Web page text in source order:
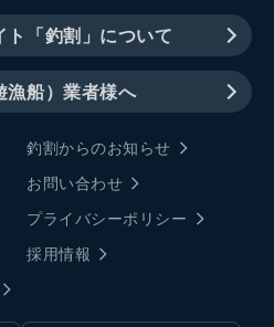
ト「釣割」について
漁船）業者様へ
釣割からのお知らせ
お問い合わせ
プライバシーポリシー
採用情報